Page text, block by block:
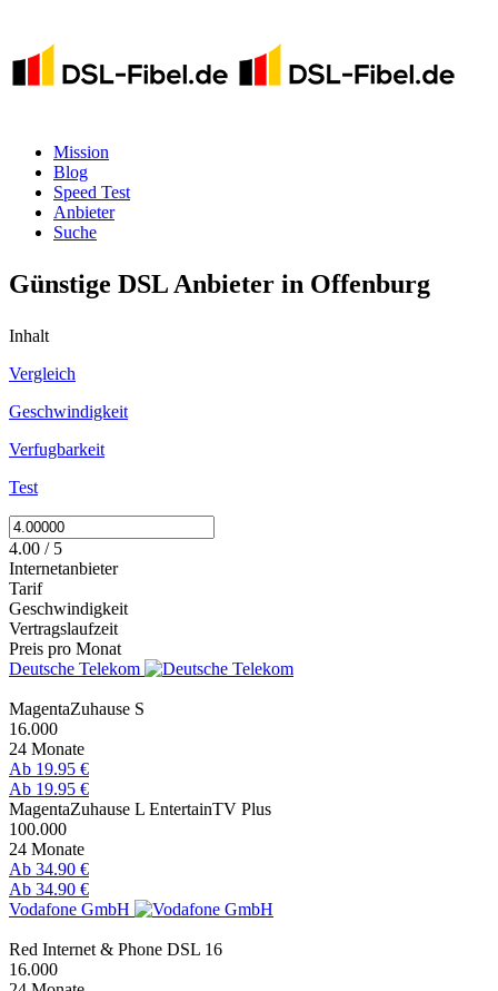
Mission
Blog
Speed Test
Anbieter
Suche
Günstige DSL Anbieter in Offenburg
Inhalt
Vergleich
Geschwindigkeit
Verfugbarkeit
Test
4.00 / 5
Internetanbieter
Tarif
Geschwindigkeit
Vertragslaufzeit
Preis pro Monat
Deutsche Telekom
MagentaZuhause S
16.000
24 Monate
Ab 19.95 €
Ab 19.95 €
MagentaZuhause L EntertainTV Plus
100.000
24 Monate
Ab 34.90 €
Ab 34.90 €
Vodafone GmbH
Red Internet & Phone DSL 16
16.000